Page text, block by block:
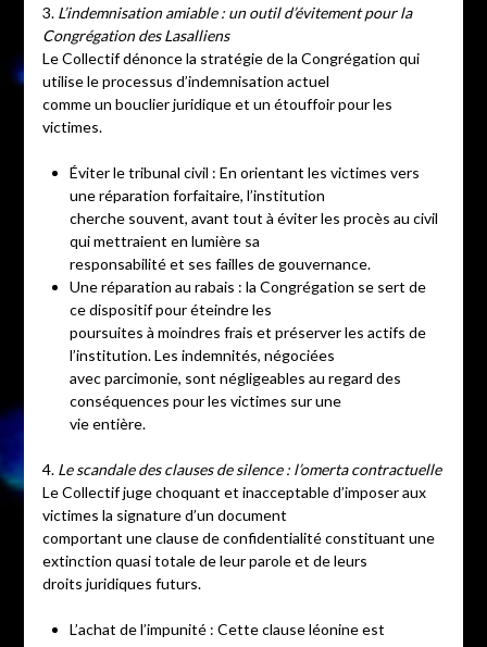
3. L’indemnisation amiable : un outil d’évitement pour la
Congrégation des Lasalliens
Le Collectif dénonce la stratégie de la Congrégation qui
utilise le processus d’indemnisation actuel
comme un bouclier juridique et un étouffoir pour les
victimes.
Éviter le tribunal civil : En orientant les victimes vers
une réparation forfaitaire, l’institution
cherche souvent, avant tout à éviter les procès au civil
qui mettraient en lumière sa
responsabilité et ses failles de gouvernance.
Une réparation au rabais : la Congrégation se sert de
ce dispositif pour éteindre les
poursuites à moindres frais et préserver les actifs de
l’institution. Les indemnités, négociées
avec parcimonie, sont négligeables au regard des
conséquences pour les victimes sur une
vie entière.
4. Le scandale des clauses de silence : l’omerta contractuelle
Le Collectif juge choquant et inacceptable d’imposer aux
victimes la signature d’un document
comportant une clause de confidentialité constituant une
extinction quasi totale de leur parole et de leurs
droits juridiques futurs.
L’achat de l’impunité : Cette clause léonine est